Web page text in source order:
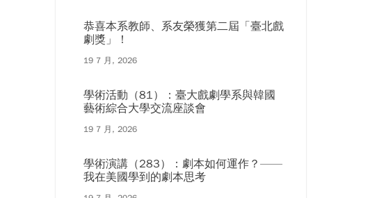
恭喜本系教師、系友榮獲第二屆「臺北戲
劇獎」！
19 7 月, 2026
學術活動（81）：臺大戲劇學系與韓國
藝術綜合大學交流座談會
19 7 月, 2026
學術演講（283）：劇本如何運作？——
我在美國學到的劇本思考